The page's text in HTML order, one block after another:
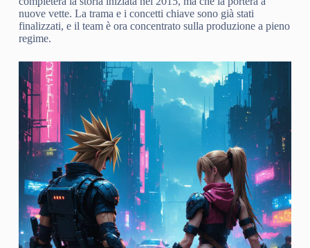
nuove vette. La trama e i concetti chiave sono già stati
finalizzati, e il team è ora concentrato sulla produzione a pieno
regime.